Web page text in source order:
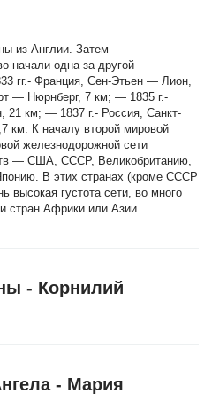
из Англии. Затем
начали одна за другой
гг.- Франция, Сен-Этьен — Лион,
— Нюрнберг, 7 км; — 1835 г.-
км; — 1837 г.- Россия, Санкт-
км. К началу второй мировой
железнодорожной сети
— США, СССР, Великобританию,
В этих странах (кроме СССР
высокая густота сети, во много
стран Африки или Азии.
- Корнилий
- Мария